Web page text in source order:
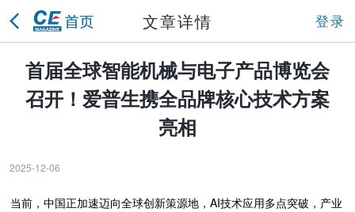
文章详情 登录
首届全球智能机械与电子产品博览会
召开！爱普生携全品牌核心技术方案
亮相
2025-12-06
当前，中国正加速迈向全球创新策源地，AI技术应用多点突破，产业